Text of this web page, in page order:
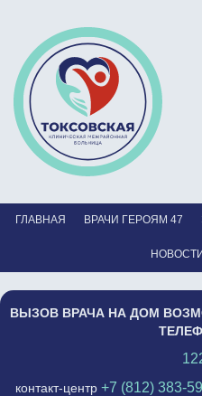
ГЛАВНАЯ ВРАЧИ ГЕРОЯМ 47
НОВОСТИ
ВЫЗОВ ВРАЧА НА ДОМ
контакт-центр +7 (812) 383-